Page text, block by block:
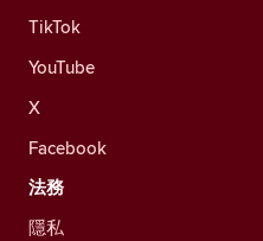
TikTok
YouTube
X
Facebook
法務
隱私